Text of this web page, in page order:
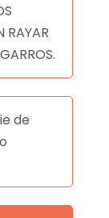
RAYAR
de